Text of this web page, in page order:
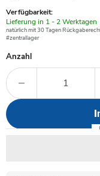
Verfügbarkeit:
Verfügbar
-
Lieferung in 1 - 2 Werktagen
natürlich mit 30 Tagen
#zentrallager
Anzahl